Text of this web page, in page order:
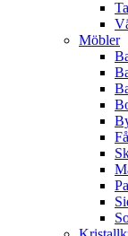
Möbler